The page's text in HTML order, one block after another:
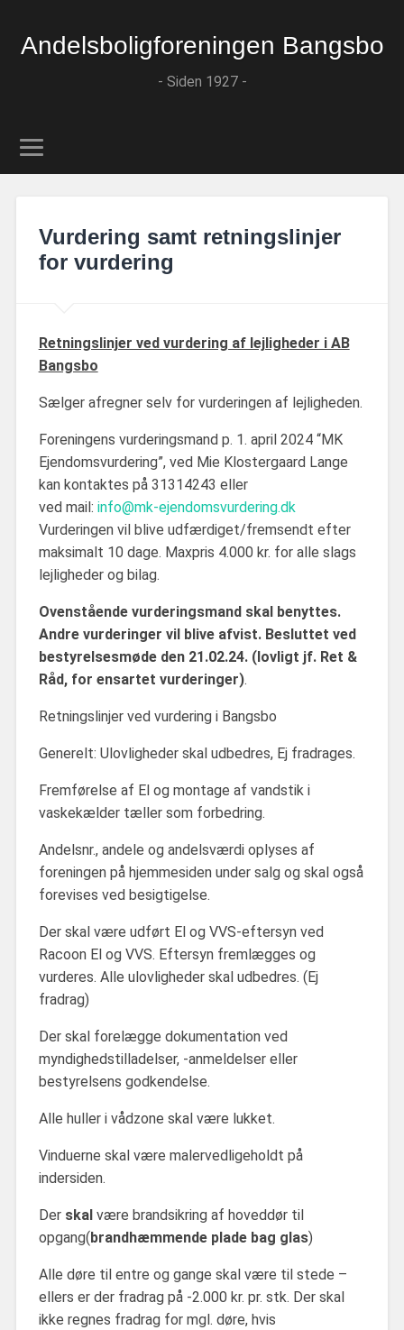
Andelsboligforeningen Bangsbo
- Siden 1927 -
Vurdering samt retningslinjer
for vurdering
Retningslinjer ved vurdering af lejligheder i AB
Bangsbo
Sælger afregner selv for vurderingen af lejligheden.
Foreningens vurderingsmand p. 1. april 2024 “MK
Ejendomsvurdering”, ved Mie Klostergaard Lange
kan kontaktes på 31314243 eller
ved mail: info@mk-ejendomsvurdering.dk
Vurderingen vil blive udfærdiget/fremsendt efter
maksimalt 10 dage. Maxpris 4.000 kr. for alle slags
lejligheder og bilag.
Ovenstående vurderingsmand skal benyttes.
Andre vurderinger vil blive afvist. Besluttet ved
bestyrelsesmøde den 21.02.24. (lovligt jf. Ret &
Råd, for ensartet vurderinger).
Retningslinjer ved vurdering i Bangsbo
Generelt: Ulovligheder skal udbedres, Ej fradrages.
Fremførelse af El og montage af vandstik i
vaskekælder tæller som forbedring.
Andelsnr., andele og andelsværdi oplyses af
foreningen på hjemmesiden under salg og skal også
forevises ved besigtigelse.
Der skal være udført El og VVS-eftersyn ved
Racoon El og VVS. Eftersyn fremlægges og
vurderes. Alle ulovligheder skal udbedres. (Ej
fradrag)
Der skal forelægge dokumentation ved
myndighedstilladelser, -anmeldelser eller
bestyrelsens godkendelse.
Alle huller i vådzone skal være lukket.
Vinduerne skal være malervedligeholdt på
indersiden.
Der skalvære brandsikring af hoveddør til
opgang(brandhæmmende plade bag glas)
Alle døre til entre og gange skal være til stede –
ellers er der fradrag på -2.000 kr. pr. stk. Der skal
ikke regnes fradrag for mgl. døre, hvis